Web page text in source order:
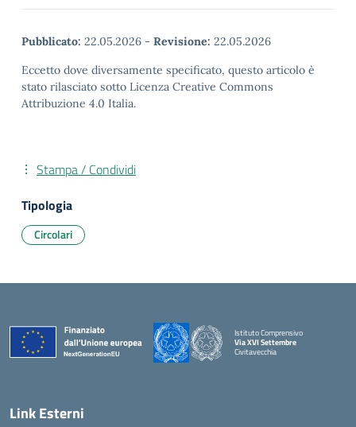
Pubblicato: 22.05.2026 - Revisione: 22.05.2026
Eccetto dove diversamente specificato, questo articolo è
stato rilasciato sotto Licenza Creative Commons
Attribuzione 4.0 Italia.
Stampa / Condividi
Tipologia
Circolari
Istituto Comprensivo
Via XVI Settembre
Civitavecchia
Link Esterni